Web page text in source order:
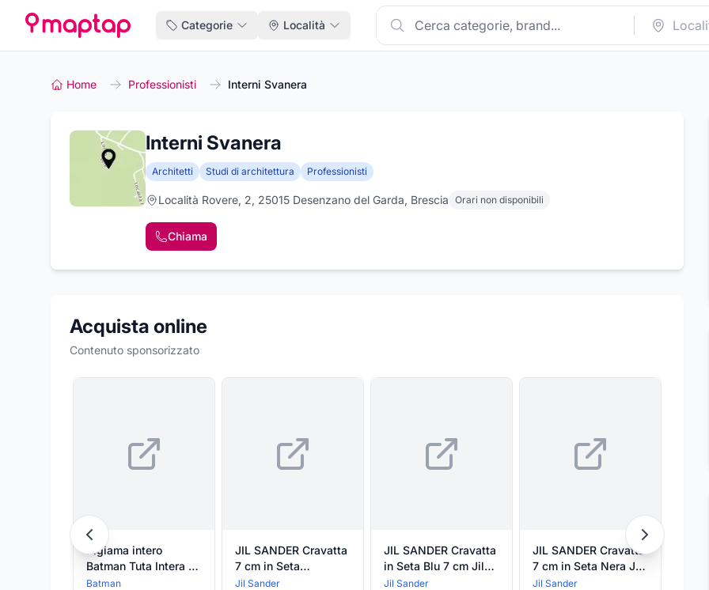
Categorie Località
Home Professionisti Interni Svanera
Interni Svanera
Architetti Studi di architettura Professionisti
Località Rovere, 2, 25015 Desenzano del Garda, Brescia Orari non disponibili
Chiama
Acquista online
Contenuto sponsorizzato
Pigiama intero
Batman Tuta Intera 12
mesi Inverno
Batman
JIL SANDER Cravatta
7 cm in Seta
Jacquard Jil Sander
Jil Sander
JIL SANDER Cravatta
in Seta Blu 7 cm Jil
Sander
Jil Sander
JIL SANDER Cravatta
7 cm in Seta Nera Jil
Sander
Jil Sander
JIL
7